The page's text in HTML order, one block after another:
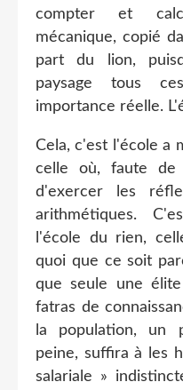
compter et
mécanique, copié
part du lion,
paysage tous
importance réelle.
Cela, c'est l'école a
celle où, faute de
d'exercer les
arithmétiques.
l'école du rien,
quoi que ce soit
que seule une
fatras de
la population, un
peine, suffira à les
salariale »